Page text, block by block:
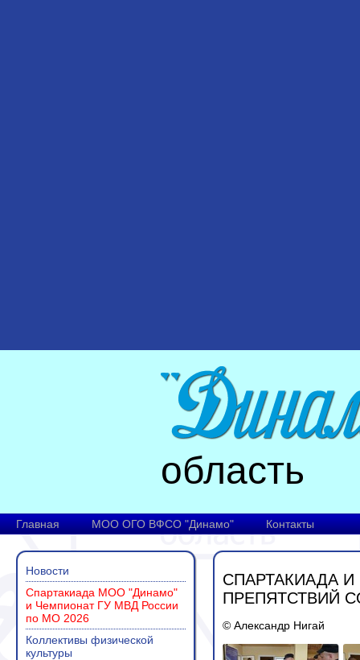
область
Главная МОО ОГО ВФСО "Динамо" Контакты
Новости
Спартакиада МОО "Динамо"
и Чемпионат ГУ МВД России
по МО 2026
Коллективы физической
культуры
СПАРТАКИАДА
ПРЕПЯТСТВИЙ
© Александр Нигай